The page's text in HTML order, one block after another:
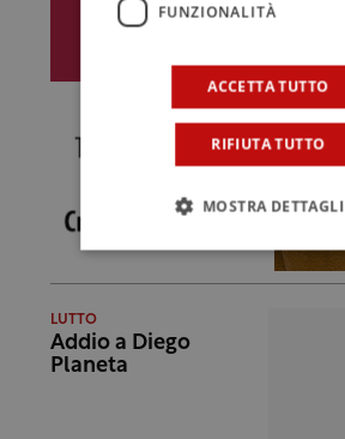
LUTTO
Addio a Diego
Planeta
FUNZIONALITÀ
ACCETTA TUTTO
RIFIUTA TUTTO
MOSTRA DETTAGLI